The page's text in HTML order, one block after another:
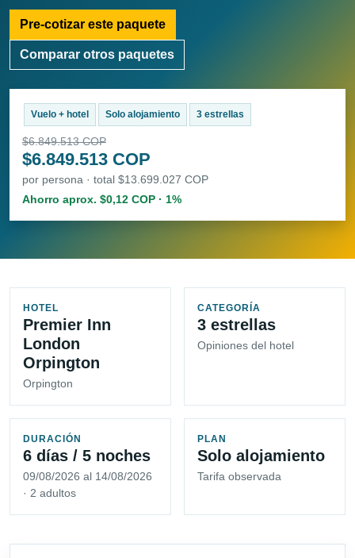
Pre-cotizar este paquete
Comparar otros paquetes
Vuelo + hotel Solo alojamiento 3 estrellas
$6.849.513 COP
$6.849.513 COP
por persona · total $13.699.027 COP
Ahorro aprox. $0,12 COP · 1%
HOTEL
Premier Inn
London
Orpington
Orpington
CATEGORÍA
3 estrellas
Opiniones del hotel
DURACIÓN
6 días / 5 noches
09/08/2026 al 14/08/2026
· 2 adultos
PLAN
Solo alojamiento
Tarifa observada